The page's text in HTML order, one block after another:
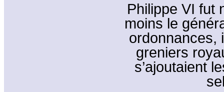
Philippe VI fut
moins le
ordonnances,
greniers
s’ajoutaient